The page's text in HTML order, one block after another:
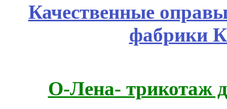
Качественные
фабрики
О-Лена- трикотаж